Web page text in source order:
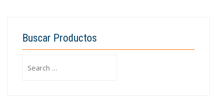
Buscar Productos
for: